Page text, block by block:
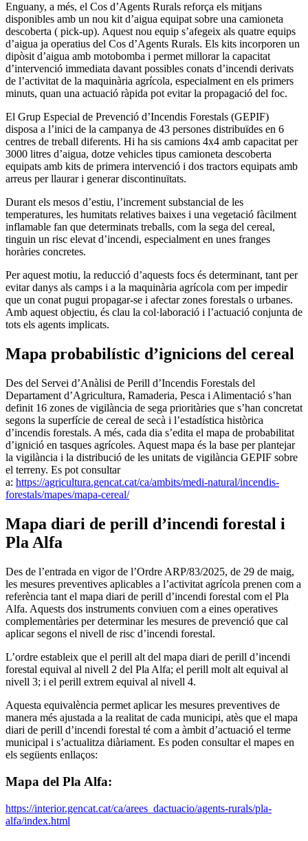
Enguany, a més, el Cos d’Agents Rurals reforça els mitjans
disponibles amb un nou kit d’aigua equipat sobre una camioneta
descoberta ( pick-up). Aquest nou equip s’afegeix als quatre equips
d’aigua ja operatius del Cos d’Agents Rurals. Els kits incorporen un
dipòsit d’aigua amb motobomba i permet millorar la capacitat
d’intervenció immediata davant possibles conats d’incendi derivats
de l’activitat de la maquinària agrícola, especialment en els primers
minuts, quan una actuació ràpida pot evitar la propagació del foc.
El Grup Especial de Prevenció d’Incendis Forestals (GEPIF)
disposa a l’inici de la campanya de 43 persones distribuïdes en 6
centres de treball diferents. Hi ha sis camions 4x4 amb capacitat per
3000 litres d’aigua, dotze vehicles tipus camioneta descoberta
equipats amb kits de primera intervenció i dos tractors equipats amb
arreus per llaurar i generar discontinuïtats.
Durant els mesos d’estiu, l’increment substancial de les
temperatures, les humitats relatives baixes i una vegetació fàcilment
inflamable fan que determinats treballs, com la sega del cereal,
tinguin un risc elevat d’incendi, especialment en unes franges
horàries concretes.
Per aquest motiu, la reducció d’aquests focs és determinant, tant per
evitar danys als camps i a la maquinària agrícola com per impedir
que un conat pugui propagar-se i afectar zones forestals o urbanes.
Amb aquest objectiu, és clau la col·laboració i l’actuació conjunta de
tots els agents implicats.
Mapa probabilístic d’ignicions del cereal
Des del Servei d’Anàlisi de Perill d’Incendis Forestals del
Departament d’Agricultura, Ramaderia, Pesca i Alimentació s’han
definit 16 zones de vigilància de sega prioritàries que s’han concretat
segons la superfície de cereal de secà i l’estadística històrica
d’incendis forestals. A més, cada dia s’edita el mapa de probabilitat
d’ignició en tasques agrícoles. Aquest mapa és la base per plantejar
la vigilància i la distribució de les unitats de vigilància GEPIF sobre
el terreny. Es pot consultar
a: https://agricultura.gencat.cat/ca/ambits/medi-natural/incendis-
forestals/mapes/mapa-cereal/
Mapa diari de perill d’incendi forestal i
Pla Alfa
Des de l’entrada en vigor de l’Ordre ARP/83/2025, de 29 de maig,
les mesures preventives aplicables a l’activitat agrícola prenen com a
referència tant el mapa diari de perill d’incendi forestal com el Pla
Alfa. Aquests dos instruments conviuen com a eines operatives
complementàries per determinar les mesures de prevenció que cal
aplicar segons el nivell de risc d’incendi forestal.
L’ordre estableix que el perill alt del mapa diari de perill d’incendi
forestal equival al nivell 2 del Pla Alfa; el perill molt alt equival al
nivell 3; i el perill extrem equival al nivell 4.
Aquesta equivalència permet aplicar les mesures preventives de
manera més ajustada a la realitat de cada municipi, atès que el mapa
diari de perill d’incendi forestal té com a àmbit d’actuació el terme
municipal i s’actualitza diàriament. Es poden consultar el mapes en
els següents enllaços:
Mapa del Pla Alfa:
https://interior.gencat.cat/ca/arees_dactuacio/agents-rurals/pla-
alfa/index.html